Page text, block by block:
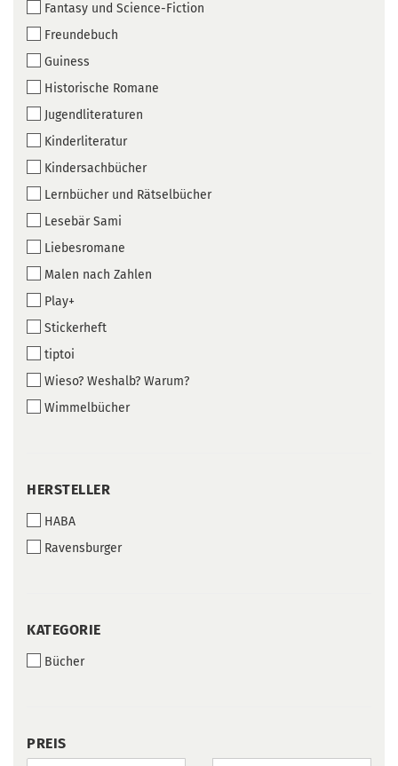
Fantasy und Science-Fiction
Freundebuch
Guiness
Historische Romane
Jugendliteraturen
Kinderliteratur
Kindersachbücher
Lernbücher und Rätselbücher
Lesebär Sami
Liebesromane
Malen nach Zahlen
Play+
Stickerheft
tiptoi
Wieso? Weshalb? Warum?
Wimmelbücher
HERSTELLER
HERSTELLER
HABA
Ravensburger
KATEGORIE
KATEGORIE
Bücher
PREIS
PREIS